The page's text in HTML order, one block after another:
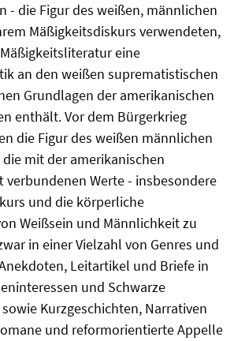
- die Figur des weißen, männlichen
Mäßigkeitsdiskurs verwendeten,
eine
an den weißen suprematistischen
Grundlagen der amerikanischen
enthält. Vor dem Bürgerkrieg
die Figur des weißen männlichen
mit der amerikanischen
verbundenen Werte - insbesondere
und die körperliche
Weißsein und Männlichkeit zu
in einer Vielzahl von Genres und
Leitartikel und Briefe in
und Schwarze
Kurzgeschichten, Narrativen
und reformorientierte Appelle